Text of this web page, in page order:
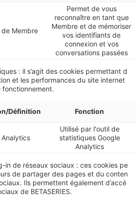
de Membre
Permet de vous
reconnaître en tant que
Membre et de mémoriser
vos identifiants de
connexion et vos
conversations passées
: il s’agit des cookies permettant d
et les performances du site internet
fonctionnement.
Définition Fonction
Analytics
Utilisé par l'outil de
statistiques Google
Analytics
in de réseaux sociaux : ces cookies pe
de partager des pages et du conten
Ils permettent également d’accé
de BETASERIES.